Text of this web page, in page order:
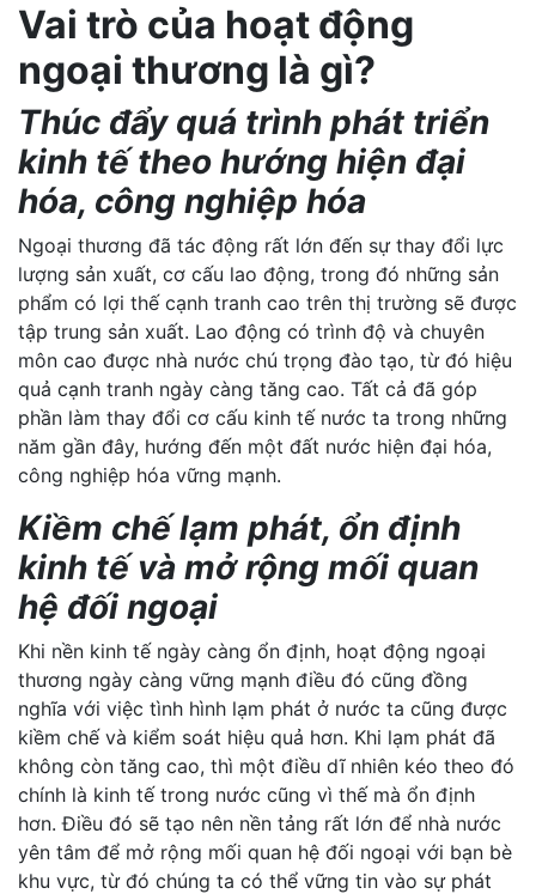
Vai trò của hoạt động
ngoại thương là gì?
Thúc đẩy quá trình phát triển
kinh tế theo hướng hiện đại
hóa, công nghiệp hóa
Ngoại thương đã tác động rất lớn đến sự thay đổi lực
lượng sản xuất, cơ cấu lao động, trong đó những sản
phẩm có lợi thế cạnh tranh cao trên thị trường sẽ được
tập trung sản xuất. Lao động có trình độ và chuyên
môn cao được nhà nước chú trọng đào tạo, từ đó hiệu
quả cạnh tranh ngày càng tăng cao. Tất cả đã góp
phần làm thay đổi cơ cấu kinh tế nước ta trong những
năm gần đây, hướng đến một đất nước hiện đại hóa,
công nghiệp hóa vững mạnh.
Kiềm chế lạm phát, ổn định
kinh tế và mở rộng mối quan
hệ đối ngoại
Khi nền kinh tế ngày càng ổn định, hoạt động ngoại
thương ngày càng vững mạnh điều đó cũng đồng
nghĩa với việc tình hình lạm phát ở nước ta cũng được
kiềm chế và kiểm soát hiệu quả hơn. Khi lạm phát đã
không còn tăng cao, thì một điều dĩ nhiên kéo theo đó
chính là kinh tế trong nước cũng vì thế mà ổn định
hơn. Điều đó sẽ tạo nên nền tảng rất lớn để nhà nước
yên tâm để mở rộng mối quan hệ đối ngoại với bạn bè
khu vực, từ đó chúng ta có thể vững tin vào sự phát